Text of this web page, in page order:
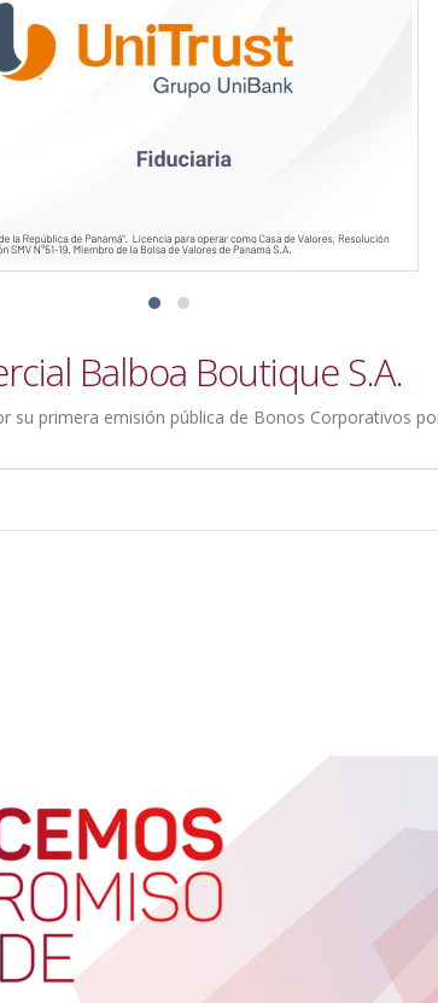
Balboa Boutique S.A.
su primera emisión pública de Bonos Corporativos